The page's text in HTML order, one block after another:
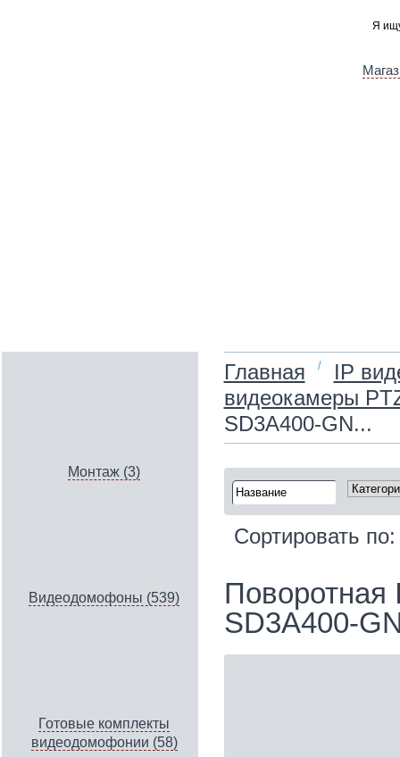
Монтаж (3)
Видеодомофоны (539)
Готовые комплекты
видеодомофонии (58)
Главная /
IP
видеокамеры
SD3A400-GN...
Сортировать
Поворотная
SD3A400-